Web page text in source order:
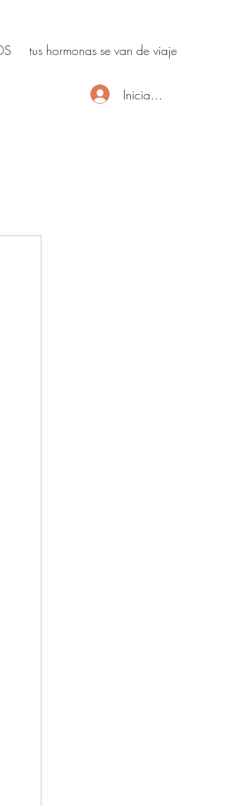
tus hormonas se van de viaje
Iniciar sesión